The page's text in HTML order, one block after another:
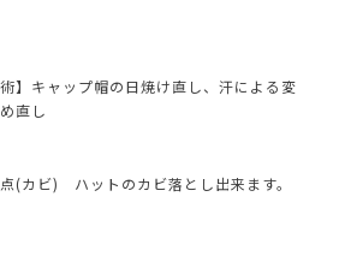
術】キャップ帽の日焼け直し、汗による変
直し
(カビ) ハットのカビ落とし出来ます。